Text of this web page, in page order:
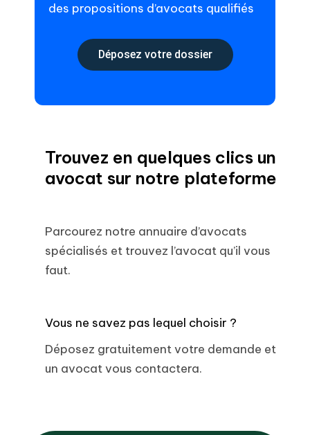
des propositions d’avocats qualifiés
Déposez votre dossier
Trouvez en quelques clics un
avocat sur notre plateforme
Parcourez notre annuaire d’avocats
spécialisés et trouvez l’avocat qu’il vous
faut.
Vous ne savez pas lequel choisir ?
Déposez gratuitement votre demande et
un avocat vous contactera.